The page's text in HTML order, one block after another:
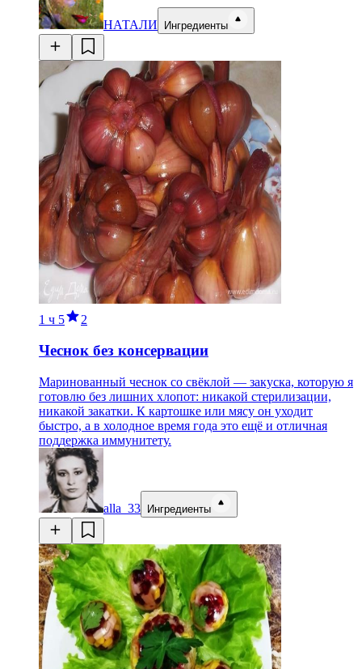
НАТАЛИ Ингредиенты
1 ч 5 2
Чеснок без консервации
Маринованный чеснок со свёклой — закуска, которую я
готовлю без лишних хлопот: никакой стерилизации,
никакой закатки. К картошке или мясу он уходит
быстро, а в холодное время года это ещё и отличная
поддержка иммунитету.
alla_33 Ингредиенты